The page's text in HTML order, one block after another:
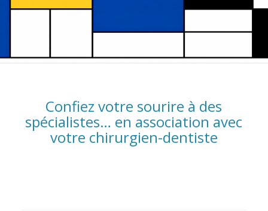
Confiez votre sourire à des
spécialistes… en association avec
votre chirurgien-dentiste